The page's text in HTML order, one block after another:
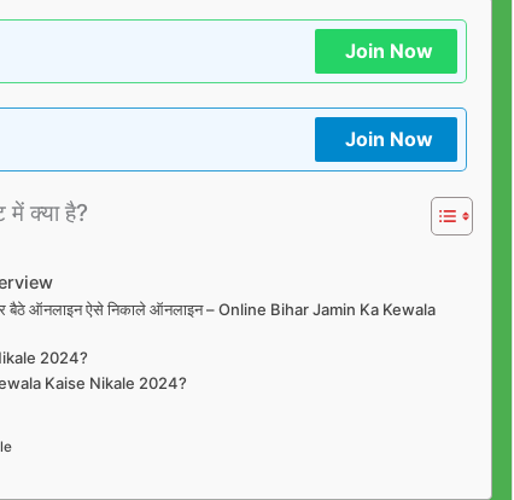
Join Now
Join Now
में क्या है?
घर बैठे ऑनलाइन ऐसे निकाले ऑनलाइन – Online Bihar Jamin Ka Kewala
2024?
Kaise Nikale 2024?